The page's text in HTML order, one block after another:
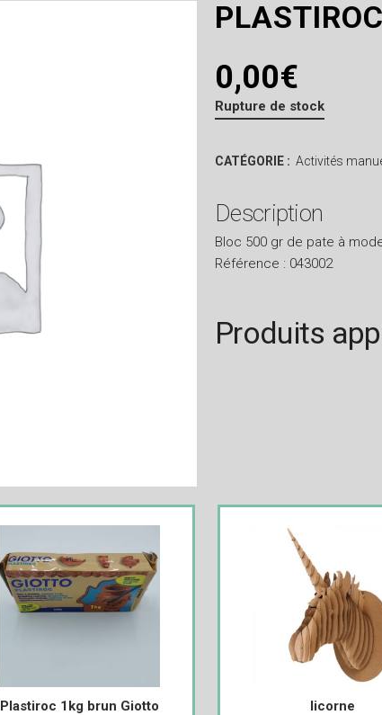
0,00€
Rupture de stock
CATÉGORIE : Activités
Description
Bloc 500 gr de pate à
Référence : 043002
Produits
Plastiroc 1kg brun Giotto licorne